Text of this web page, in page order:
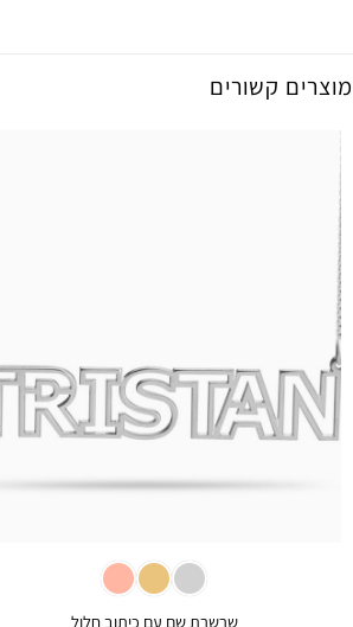
מוצרים קשורים
שרשרת שם עם כיתוב חלול